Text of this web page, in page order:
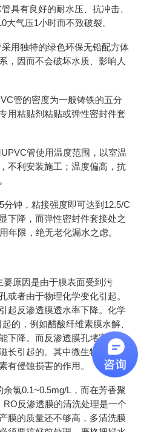
具有良好的耐水压、抗冲击、
气压1小时而不致破裂。
用独特的绿色环保无铅配方体
，因而不会破坏水质、影响人
管的密度为一般铸铁的五分
用粘贴剂粘贴或弹性密封件套
管使用温度范围，以室温
不利安装施工；温度偏高，抗
钟，粘接强度即可达到12.5/C
下降，而弹性密封件套接处之
年限，绝无老化漏水之虑。
原因是由于膜表面受到污
或者由于物理化学变化引起。
起反渗透膜透水率下降。化学
的，例如醋酸纤维素膜水解、
下降。而反渗透膜孔堵塞主要
长引起的。其中微生物不仅会
有侵蚀损害的作用。
氯0.1~0.5mg/L，而在芳香聚
反渗透膜的清洗处理是一个
膜的质量还不够高，多清洗膜